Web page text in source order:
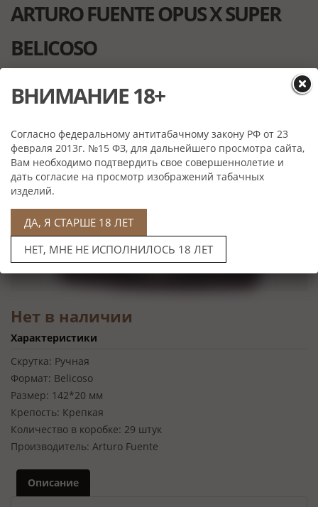
ARTURO FUENTE OPUS X SUPER
BELICOSO
Нет в наличии
Характеристики
Скрутка: Ручная
Формат: Belicoso
Размер: 142*20 мм
Крепость: Крепкая
Количество в коробке: 29 штук
Производитель: Arturo Fuente
Описание
ВНИМАНИЕ 18+
Согласно федеральному антитабачному закону РФ от 23
февраля 2013г. №15 ФЗ, для дальнейшего просмотра сайта,
Вам необходимо подтвердить свое совершеннолетие и
дать согласие на просмотр изображений табачных
изделий.
ДА, Я СТАРШЕ 18 ЛЕТ
НЕТ, МНЕ НЕ ИСПОЛНИЛОСЬ 18 ЛЕТ